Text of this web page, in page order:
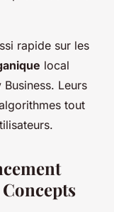
rapide sur les
local
Leurs
tout